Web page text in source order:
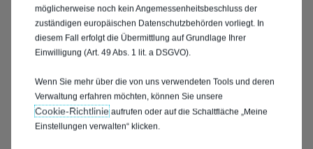
möglicherweise noch kein Angemessenheitsbeschluss der
zuständigen europäischen Datenschutzbehörden vorliegt. In
diesem Fall erfolgt die Übermittlung auf Grundlage Ihrer
Einwilligung (Art. 49 Abs. 1 lit. a DSGVO).
Wenn Sie mehr über die von uns verwendeten Tools und deren
Verwaltung erfahren möchten, können Sie unsere
Cookie‑Richtlinieaufrufen oder auf die Schaltfläche „Meine
Einstellungen verwalten“ klicken.